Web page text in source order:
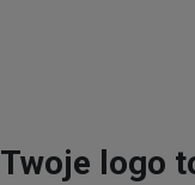
Twoje logo